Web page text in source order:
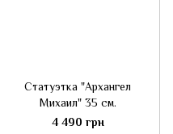
Статуэтка "Архангел
Михаил" 35 см.
4 490 грн